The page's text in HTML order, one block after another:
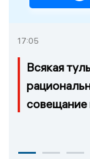
17:05
Всякая
совещание